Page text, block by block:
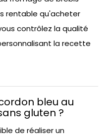
rentable qu'acheter
contrôlez la qualité
la recette
bleu au
gluten ?
de réaliser un